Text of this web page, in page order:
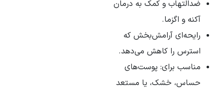
ضدالتهاب و کمک به درمان
آکنه و اگزما.
رایحه‌ای آرامش‌بخش که
استرس را کاهش می‌دهد.
مناسب برای: پوست‌های
حساس، خشک، یا مستعد